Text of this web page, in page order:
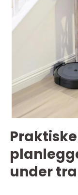
under